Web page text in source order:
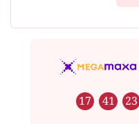
17 41 23